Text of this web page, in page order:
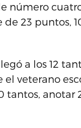
número
23 puntos,
a los 12
el veterano
tantos,